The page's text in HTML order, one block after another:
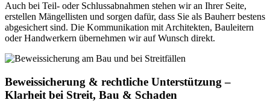
Auch bei Teil- oder Schlussabnahmen stehen wir an Ihrer Seite,
erstellen Mängellisten und sorgen dafür, dass Sie als Bauherr bestens
abgesichert sind. Die Kommunikation mit Architekten, Bauleitern
oder Handwerkern übernehmen wir auf Wunsch direkt.
Beweissicherung & rechtliche Unterstützung –
Klarheit bei Streit, Bau & Schaden